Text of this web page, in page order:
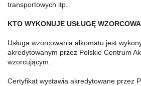
transportowych itp.
KTO WYKONUJE USŁUGĘ
Usługa wzorcowania alkomatu jest
akredytowanym przez Polskie Centrum
wzorcującym.
Certyfikat wystawia akredytowane przez